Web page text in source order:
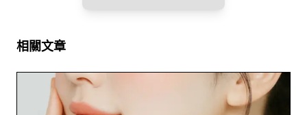
相關文章